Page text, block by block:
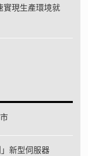
現生產環境就
新型伺服器